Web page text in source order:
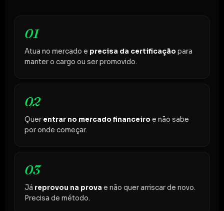
01
Atua no mercado e precisa da certificaçãopara
manter o cargo ou ser promovido.
02
Quer entrar no mercado financeiroe não sabe
por onde começar.
03
Já reprovou na prova e não quer arriscar de novo.
Precisa de método.